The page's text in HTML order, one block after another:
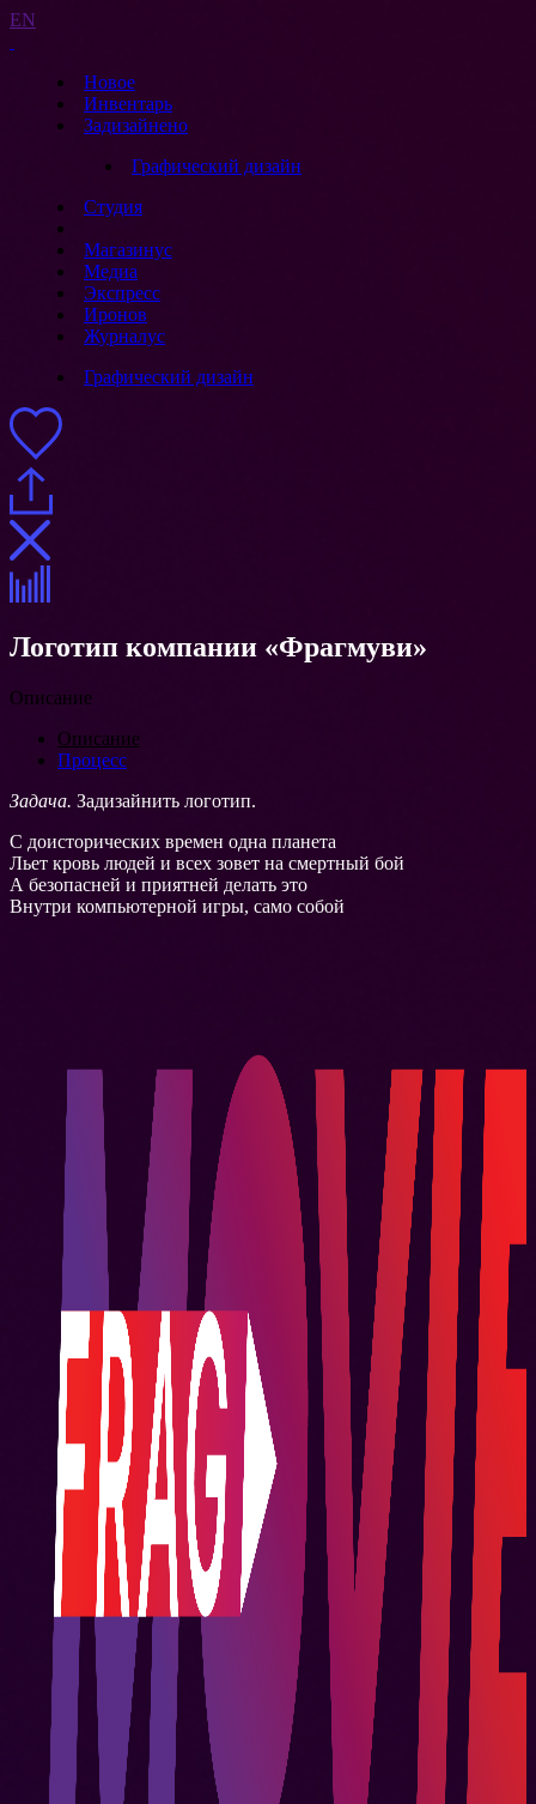
EN
Новое
Инвентарь
Задизайнено
Графический дизайн
Студия
Магазинус
Медиа
Экспресс
Иронов
Журналус
Графический дизайн
Логотип компании «Фрагмуви»
Описание
Описание
Процесс
Задача. Задизайнить логотип.
С доисторических времен одна планета
Льет кровь людей и всех зовет на смертный бой
А безопасней и приятней делать это
Внутри компьютерной игры, само собой